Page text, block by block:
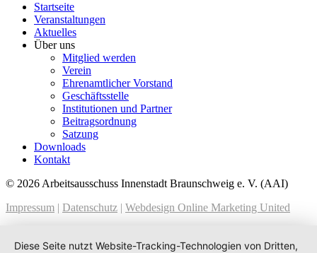
Startseite
Veranstaltungen
Aktuelles
Über uns
Mitglied werden
Verein
Ehrenamtlicher Vorstand
Geschäftsstelle
Institutionen und Partner
Beitragsordnung
Satzung
Downloads
Kontakt
© 2026 Arbeitsausschuss Innenstadt Braunschweig e. V. (AAI)
Impressum | Datenschutz | Webdesign Online Marketing United
Diese Seite nutzt Website-Tracking-Technologien von Dritten,